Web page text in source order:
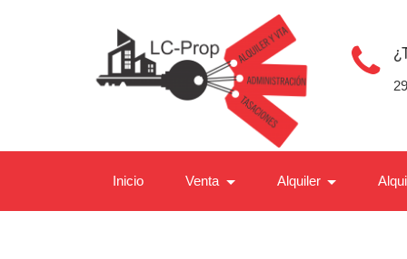
Inicio Venta Alquiler